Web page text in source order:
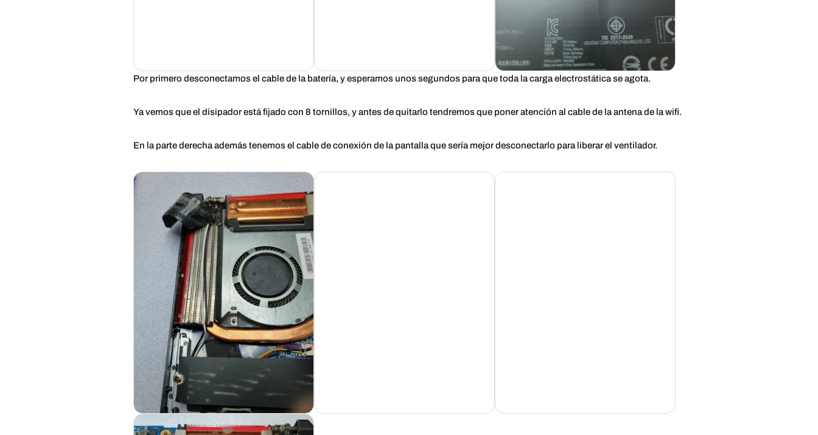
Por primero desconectamos el cable de la batería, y esperamos unos segundos para que toda la carga electrostática se agota.
Ya vemos que el disipador está fijado con 8 tornillos, y antes de quitarlo tendremos que poner atención al cable de la antena de la wifi.
En la parte derecha además tenemos el cable de conexión de la pantalla que sería mejor desconectarlo para liberar el ventilador.